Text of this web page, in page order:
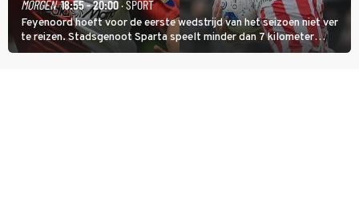
MORGEN 18:55 - 20:00· SPORT
Feyenoord hoeft voor de eerste wedstrijd van het seizoen niet ver
te reizen. Stadsgenoot Sparta speelt minder dan 7 kilometer
verderop. Feyenoord trok de Spaanse spits Nacho Ferri aan van